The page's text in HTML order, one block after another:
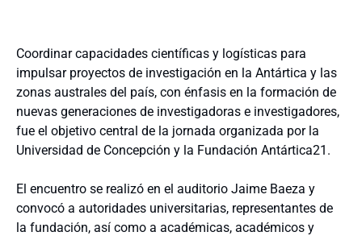
Coordinar capacidades científicas y logísticas para
impulsar proyectos de investigación en la Antártica y las
zonas australes del país, con énfasis en la formación de
nuevas generaciones de investigadoras e investigadores,
fue el objetivo central de la jornada organizada por la
Universidad de Concepción y la Fundación Antártica21.
El encuentro se realizó en el auditorio Jaime Baeza y
convocó a autoridades universitarias, representantes de
la fundación, así como a académicas, académicos y